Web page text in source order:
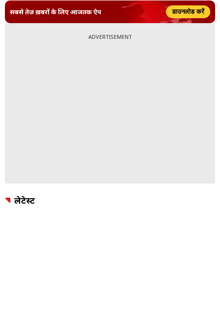
सबसे तेज़ ख़बरों के लिए आजतक ऐप डाउनलोड करें
ADVERTISEMENT
लेटेस्ट